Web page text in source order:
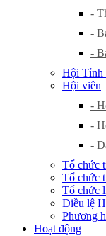
-
-
-
Hội Tỉnh
Hội viên
-
-
-
Tổ chức
Tổ chức
Tổ chức
Điều lệ
Phương
Hoạt động